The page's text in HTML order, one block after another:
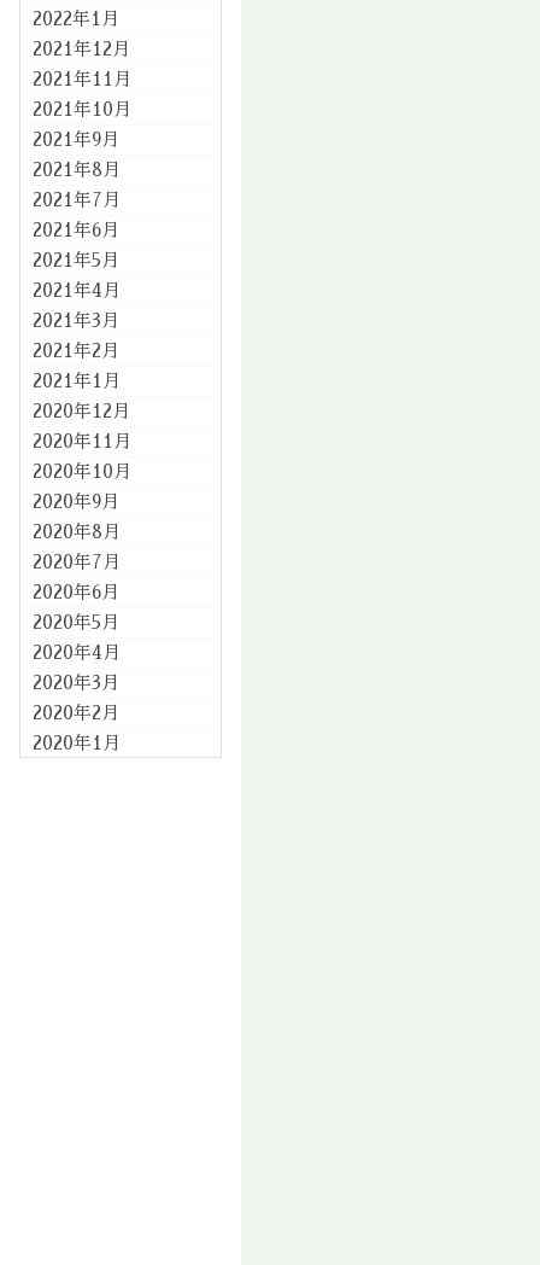
2022年1月
2021年12月
2021年11月
2021年10月
2021年9月
2021年8月
2021年7月
2021年6月
2021年5月
2021年4月
2021年3月
2021年2月
2021年1月
2020年12月
2020年11月
2020年10月
2020年9月
2020年8月
2020年7月
2020年6月
2020年5月
2020年4月
2020年3月
2020年2月
2020年1月